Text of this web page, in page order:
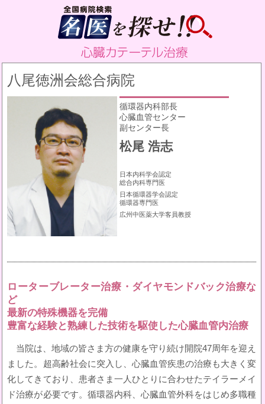
八尾徳洲会総合病院
循環器内科部長
心臓血管センター
副センター長
松尾 浩志
日本内科学会認定
総合内科専門医
日本循環器学会認定
循環器専門医
広州中医薬大学客員教授
ローターブレーター治療・ダイヤモンドバック治療な
ど
最新の特殊機器を完備
豊富な経験と熟練した技術を駆使した心臓血管内治療
当院は、地域の皆さま方の健康を守り続け開院47周年を迎え
ました。超高齢社会に突入し、心臓血管疾患の治療も大きく変
化してきており、患者さま一人ひとりに合わせたテイラーメイ
ド治療が必要です。循環器内科、心臓血管外科をはじめ多職種